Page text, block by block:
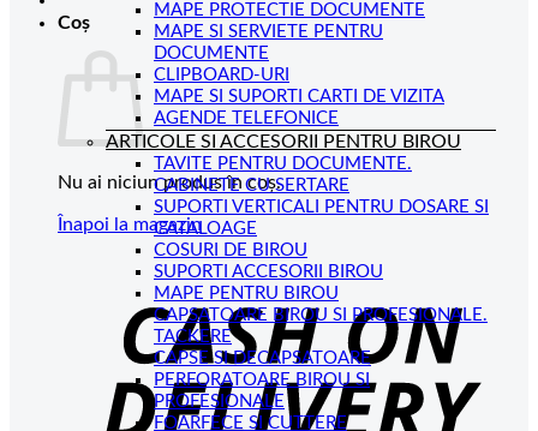
Coș
Nu ai niciun produs în coș.
Înapoi la magazin
MAPE PROTECTIE DOCUMENTE
MAPE SI SERVIETE PENTRU
DOCUMENTE
CLIPBOARD-URI
MAPE SI SUPORTI CARTI DE VIZITA
AGENDE TELEFONICE
ARTICOLE SI ACCESORII PENTRU BIROU
TAVITE PENTRU DOCUMENTE.
CABINETE CU SERTARE
SUPORTI VERTICALI PENTRU DOSARE SI
CATALOAGE
COSURI DE BIROU
SUPORTI ACCESORII BIROU
MAPE PENTRU BIROU
CAPSATOARE BIROU SI PROFESIONALE.
TACKERE
CAPSE SI DECAPSATOARE
PERFORATOARE BIROU SI
PROFESIONALE
FOARFECE SI CUTTERE